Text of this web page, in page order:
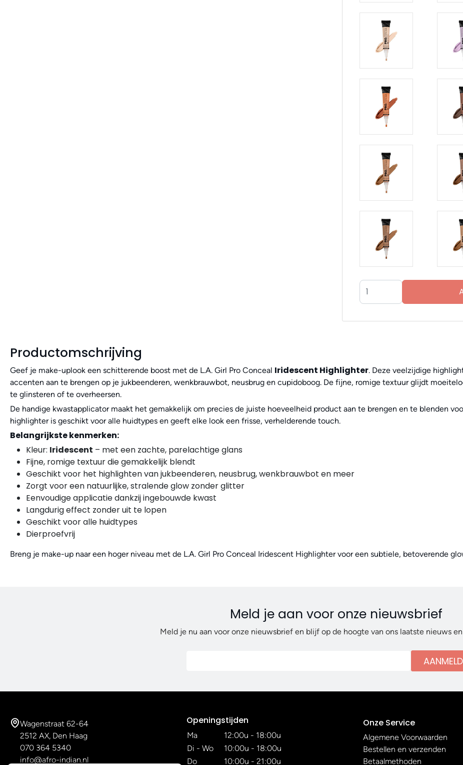
Productomschrijving
Geef je make-uplook een schitterende boost met de L.A. Girl Pro Conceal Iridescent Highlighter. Deze veelzijdige
accenten aan te brengen op je jukbeenderen, wenkbrauwbot, neusbrug en cupidoboog. De fijne, romige textuur glijdt
te glinsteren of te overheersen.
De handige kwastapplicator maakt het gemakkelijk om precies de juiste hoeveelheid product aan te brengen en te blenden
highlighter is geschikt voor alle huidtypes en geeft elke look een frisse, verhelderende touch.
Belangrijkste kenmerken:
Kleur: Iridescent – met een zachte, parelachtige glans
Fijne, romige textuur die gemakkelijk blendt
Geschikt voor het highlighten van jukbeenderen, neusbrug, wenkbrauwbot en meer
Zorgt voor een natuurlijke, stralende glow zonder glitter
Eenvoudige applicatie dankzij ingebouwde kwast
Langdurig effect zonder uit te lopen
Geschikt voor alle huidtypes
Dierproefvrij
Breng je make-up naar een hoger niveau met de L.A. Girl Pro Conceal Iridescent Highlighter voor een subtiele, betoverende
Meld je aan voor onze nieuwsbrief
Meld je nu aan voor onze nieuwsbrief en blijf op de hoogte van ons laatste nieuws
Wagenstraat 62-64
2512 AX, Den Haag
070 364 5340
info@afro-indian.nl
Openingstijden
Ma
12:00u - 18:00u
Di - Wo
10:00u - 18:00u
Do
10:00u - 21:00u
Onze Service
Algemene Voorwaarden
Bestellen en verzenden
Betaalmethoden